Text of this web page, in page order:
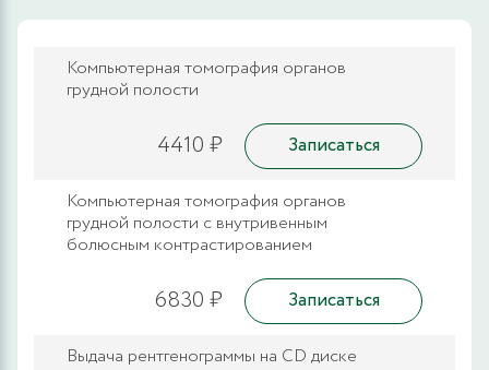
Компьютерная томография органов
грудной полости
4410 ₽ Записаться
Компьютерная томография органов
грудной полости с внутривенным
болюсным контрастированием
6830 ₽ Записаться
Выдача рентгенограммы на CD диске